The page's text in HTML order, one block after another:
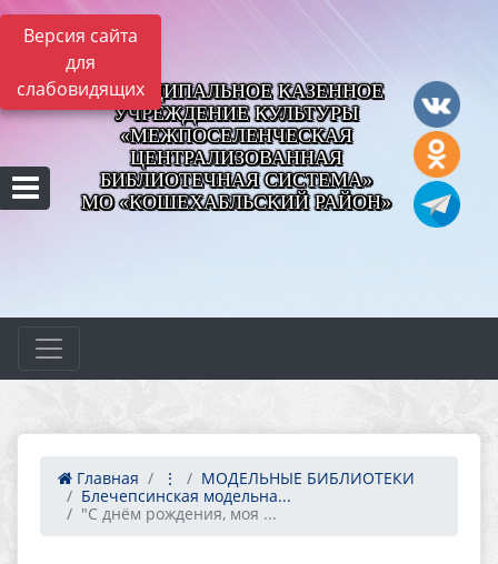
Версия сайта
для
слабовидящихМУНИЦИПАЛЬНОЕ КАЗЕННОЕ
УЧРЕЖДЕНИЕ КУЛЬТУРЫ
«МЕЖПОСЕЛЕНЧЕСКАЯ
ЦЕНТРАЛИЗОВАННАЯ
БИБЛИОТЕЧНАЯ СИСТЕМА»
МО «КОШЕХАБЛЬСКИЙ РАЙОН»
Главная ⋮
МОДЕЛЬНЫЕ БИБЛИОТЕКИ
Блечепсинская модельна...
"С днём рождения, моя ...